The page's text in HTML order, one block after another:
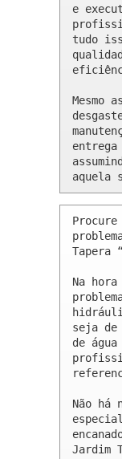
e
tudo
Mesmo
aquela
Tapera “
Na
seja de
de
Não há
Jardim